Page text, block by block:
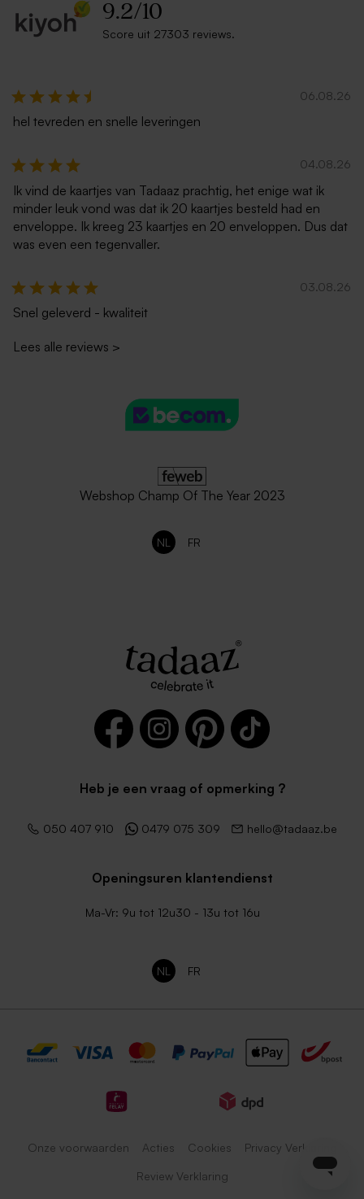
9.2/10
Score uit 27303 reviews.
06.08.26
hel tevreden en snelle leveringen
04.08.26
Ik vind de kaartjes van Tadaaz prachtig, het enige wat ik
minder leuk vond was dat ik 20 kaartjes besteld had en
enveloppe. Ik kreeg 23 kaartjes en 20 enveloppen. Dus dat
was even een tegenvaller.
03.08.26
Snel geleverd - kwaliteit
Lees alle reviews >
Webshop Champ Of The Year 2023
NL FR
Heb je een vraag of opmerking ?
050 407 910 0479 075 309 hello@tadaaz.be
Openingsuren klantendienst
Ma-Vr: 9u tot 12u30 - 13u tot 16u
NL FR
Onze voorwaarden Acties Cookies Privacy Verklaring
Review Verklaring